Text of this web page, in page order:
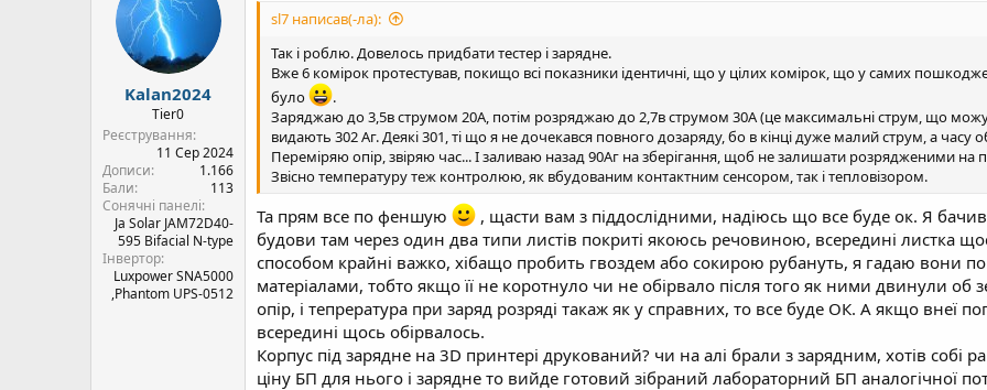
ї
Kalan2024
Tier0
Реєстрування
11 Сер 2024
Дописи
1.166
Бали
113
Сонячні панелі
Ja Solar JAM72D40-
595 Bifacial N-type
Інвертор
Luxpower SNA5000
,Phantom UPS-0512
sl7 написав(-ла):
Так і роблю. Довелось придбати тестер і зарядне.
Вже 6 комірок протестував, покищо всі показники ідентичні, що у цілих комірок, що у самих
було
.
Заряджаю до 3,5в струмом 20А, потім розряджаю до 2,7в струмом 30А (це максимальні струм, що
видають 302 Аг. Деякі 301, ті що я не дочекався повного дозаряду, бо в кінці дуже малий струм, а часу
Переміряю опір, звіряю час... І заливаю назад 90Аг на зберігання, щоб не залишати розрядженими
Звісно температуру теж контролюю, як вбудованим контактним сенсором, так і тепловізором.
Та прям все по феншую
, щасти вам з піддослідними, надіюсь що все буде ок. Я бачив
будови там через один два типи листів покриті якоюсь речовиною, всередині листка
способом крайні важко, хібащо пробить гвоздем або сокирою рубануть, я гадаю вони по
матеріалами, тобто якщо її не коротнуло чи не обірвало після того як ними двинули об
опір, і тепрература при заряд розряді такаж як у справних, то все буде ОК. А якщо внеї
всередині щось обірвалось.
Корпус під зарядне на 3D принтері друкований? чи на алі брали з зарядним, хотів собі
ціну БП для нього і зарядне то вийде готовий зібраний лабораторний БП аналогічної